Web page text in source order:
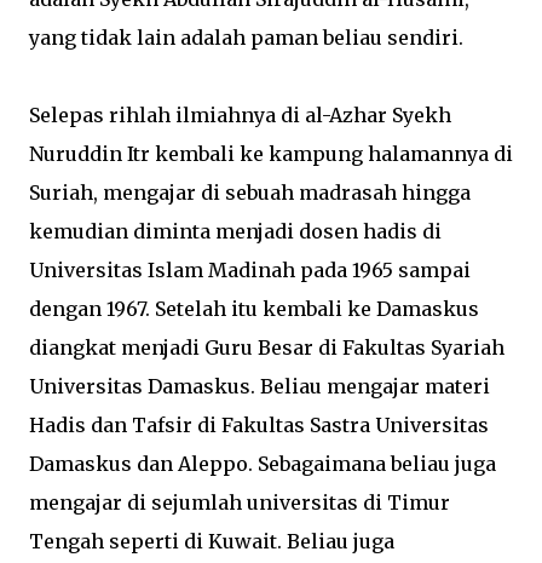
yang tidak lain adalah paman beliau sendiri.
Selepas rihlah ilmiahnya di al-Azhar Syekh
Nuruddin Itr kembali ke kampung halamannya di
Suriah, mengajar di sebuah madrasah hingga
kemudian diminta menjadi dosen hadis di
Universitas Islam Madinah pada 1965 sampai
dengan 1967. Setelah itu kembali ke Damaskus
diangkat menjadi Guru Besar di Fakultas Syariah
Universitas Damaskus. Beliau mengajar materi
Hadis dan Tafsir di Fakultas Sastra Universitas
Damaskus dan Aleppo. Sebagaimana beliau juga
mengajar di sejumlah universitas di Timur
Tengah seperti di Kuwait. Beliau juga